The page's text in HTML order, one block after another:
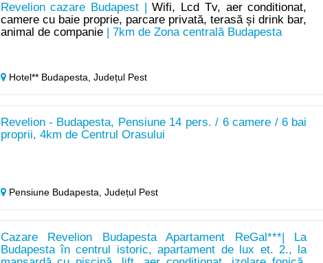
Revelion cazare Budapest |Wifi, Lcd Tv, aer conditionat,
camere cu baie proprie, parcare privată, terasă și drink bar,
animal de companie| 7km de Zona centrală Budapesta
Hotel** Budapesta, Județul Pest
Revelion - Budapesta, Pensiune 14 pers. / 6 camere / 6 bai
proprii, 4km de Centrul Orasului
Pensiune Budapesta, Județul Pest
Cazare Revelion Budapesta Apartament ReGal***| La
Budapesta în centrul istoric, apartament de lux et. 2., la